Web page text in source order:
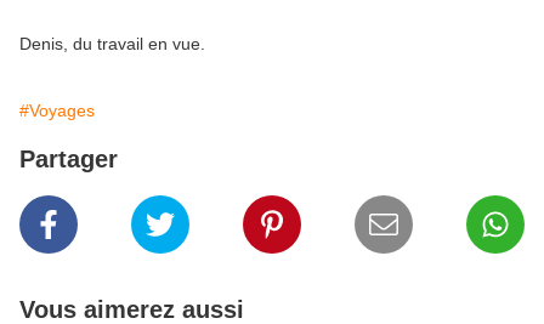
Denis, du travail en vue.
#Voyages
Partager
Vous aimerez aussi